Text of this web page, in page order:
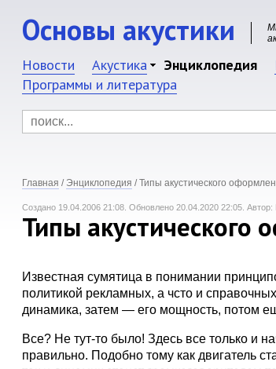
Основы акустики
Новости Акустика Энциклопедия
Программы и литература
Главная / Энциклопедия / Типы акустического
Создано 19.04.2006 21:08. Обновлено 20.04.2020 22:05. Автор:
Типы акустического
Известная сумятица в понимании
политикой рекламных, а чсто и
динамика, затем — его мощность, потом
Все? Не тут-то было! Здесь все только и
правильно. Подобно тому как двигатель